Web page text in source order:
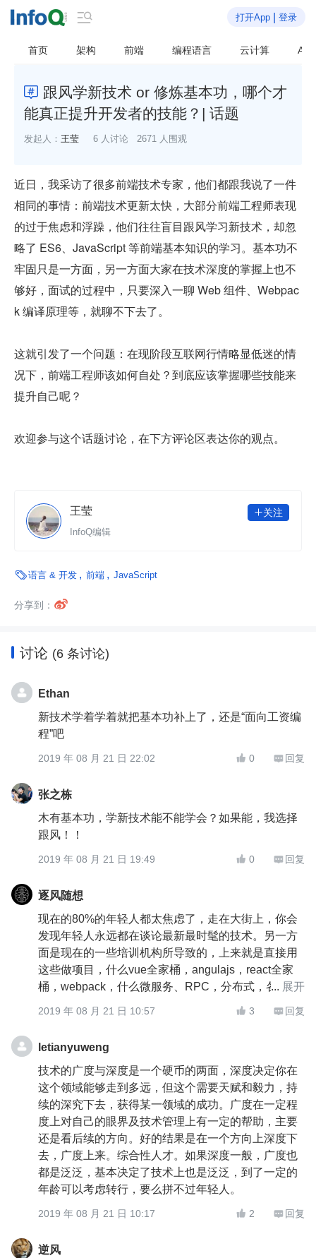
 打开App 登录
首页 架构 前端 编程语言 云计算 AI
 跟风学新技术 or 修炼基本功，哪个才
能真正提升开发者的技能？| 话题
发起人： 王莹 6 人讨论 2671 人围观
近日，我采访了很多前端技术专家，他们都跟我说了一件
相同的事情：前端技术更新太快，大部分前端工程师表现
的过于焦虑和浮躁，他们往往盲目跟风学习新技术，却忽
略了 ES6、JavaScript 等前端基本知识的学习。基本功不
牢固只是一方面，另一方面大家在技术深度的掌握上也不
够好，面试的过程中，只要深入一聊 Web 组件、Webpac
k 编译原理等，就聊不下去了。
这就引发了一个问题：在现阶段互联网行情略显低迷的情
况下，前端工程师该如何自处？到底应该掌握哪些技能来
提升自己呢？
欢迎参与这个话题讨论，在下方评论区表达你的观点。
王莹 关注
InfoQ编辑
语言 & 开发 前端 JavaScript
分享到：
讨论 (6 条讨论)
Ethan
新技术学着学着就把基本功补上了，还是“面向工资编
程”吧
2019 年 08 月 21 日 22:02  0  回复
张之栋
木有基本功，学新技术能不能学会？如果能，我选择
跟风！！
2019 年 08 月 21 日 19:49  0  回复
逐风随想
现在的80%的年轻人都太焦虑了，走在大街上，你会
发现年轻人永远都在谈论最新最时髦的技术。另一方
面是现在的一些培训机构所导致的，上来就是直接用
这些做项目，什么vue全家桶，angulajs，react全家
桶，webpack，什么微服务、RPC，分布式，各种框
架组件库的，各种高大上的新技术新名词新。这些都
能高到哪里去？我所见过的大牛每一个都是具备非常
扎实的基础，他们之所以能成为大牛，是因为基础足
够好。基础不稳，面对技术复杂的系统，如同盲人摸
象、管中窥豹，只得其门不得其法。而且如果基础不
扎实，也没办法进入大公司。
展开
2019 年 08 月 21 日 10:57  3  回复
letianyuweng
技术的广度与深度是一个硬币的两面，深度决定你在
这个领域能够走到多远，但这个需要天赋和毅力，持
续的深究下去，获得某一领域的成功。广度在一定程
度上对自己的眼界及技术管理上有一定的帮助，主要
还是看后续的方向。好的结果是在一个方向上深度下
去，广度上来。综合性人才。如果深度一般，广度也
都是泛泛，基本决定了技术上也是泛泛，到了一定的
年龄可以考虑转行，要么拼不过年轻人。
2019 年 08 月 21 日 10:17  2  回复
逆风